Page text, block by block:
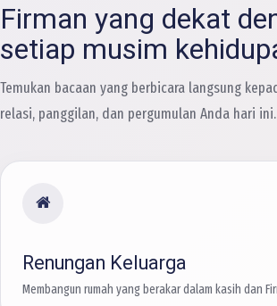
Firman yang dekat
setiap musim
Temukan bacaan yang berbicara langsung
relasi, panggilan, dan pergumulan Anda hari ini.
Renungan Keluarga
Membangun rumah yang berakar dalam kasih dan